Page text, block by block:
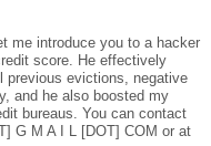
me introduce you to a hacker
score. He effectively
previous evictions, negative
and he also boosted my
bureaus. You can contact
G M A I L [DOT] COM or at